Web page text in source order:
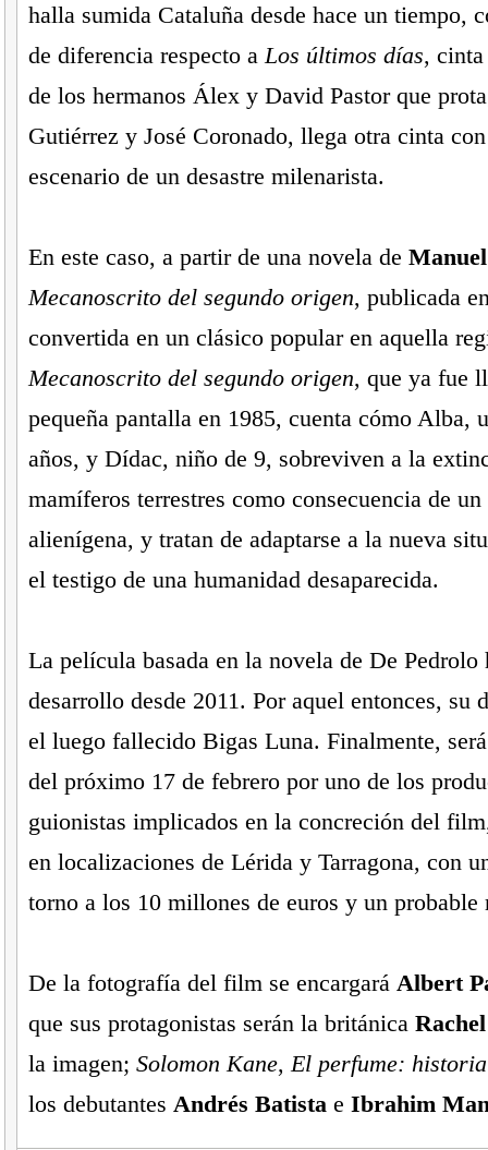
halla sumida Cataluña desde hace un tiempo,
de diferencia respecto aLos últimos días,
de los hermanos Álex y David Pastor que
Gutiérrez y José Coronado, llega otra cinta
escenario de un desastre milenarista.
En este caso, a partir de una novela de
Mecanoscrito del segundo origen, publicada
convertida en un clásico popular en aquella
Mecanoscrito del segundo origen, que ya fue
pequeña pantalla en 1985, cuenta cómo Alba,
años, y Dídac, niño de 9, sobreviven a la
mamíferos terrestres como consecuencia de un
alienígena, y tratan de adaptarse a la nueva
el testigo de una humanidad desaparecida.
La película basada en la novela de De Pedrolo
desarrollo desde 2011. Por aquel entonces, su
el luego fallecido Bigas Luna. Finalmente,
del próximo 17 de febrero por uno de los
guionistas implicados en la concreción del
en localizaciones de Lérida y Tarragona, con
torno a los 10 millones de euros y un probable
De la fotografía del film se encargará Albert
que sus protagonistas serán la británica
la imagen; Solomon Kane,El perfume:
los debutantes Andrés Batistae Ibrahim